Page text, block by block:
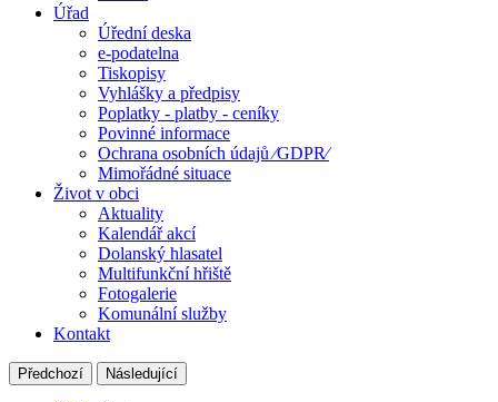
Úřad
Úřední deska
e-podatelna
Tiskopisy
Vyhlášky a předpisy
Poplatky - platby - ceníky
Povinné informace
Ochrana osobních údajů ⁄GDPR⁄
Mimořádné situace
Život v obci
Aktuality
Kalendář akcí
Dolanský hlasatel
Multifunkční hřiště
Fotogalerie
Komunální služby
Kontakt
Předchozí Následující